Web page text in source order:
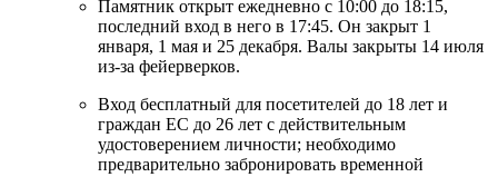
Памятник открыт ежедневно с 10:00 до 18:15,
последний вход в него в 17:45. Он закрыт 1
января, 1 мая и 25 декабря. Валы закрыты 14 июля
из-за фейерверков.
Вход бесплатный для посетителей до 18 лет и
граждан ЕС до 26 лет с действительным
удостоверением личности; необходимо
предварительно забронировать временной